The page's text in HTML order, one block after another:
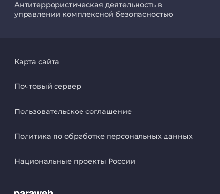
Антитеррористическая деятельность в
управлении комплексной безопасностью
Карта сайта
Почтовый сервер
Пользовательское соглашение
Политика по обработке персональных данных
Национальные проекты России